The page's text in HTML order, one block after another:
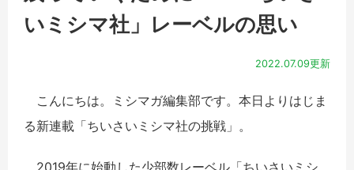
いミシマ社」レーベルの思い
2022.07.09更新
こんにちは。ミシマガ編集部です。本日よりはじま
る新連載「ちいさいミシマ社の挑戦」。
2019年に始動した少部数レーベル「ちいさいミシ